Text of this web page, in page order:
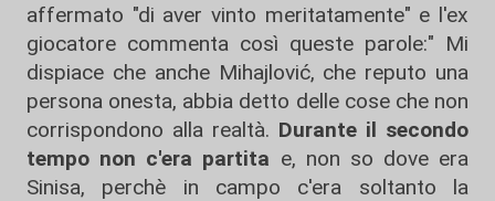
affermato "di aver vinto meritatamente" e l'ex
giocatore commenta così queste parole:" Mi
dispiace che anche Mihajlović, che reputo una
persona onesta, abbia detto delle cose che non
corrispondono alla realtà. Durante il secondo
tempo non c'era partita e, non so dove era
Sinisa, perchè in campo c'era soltanto la